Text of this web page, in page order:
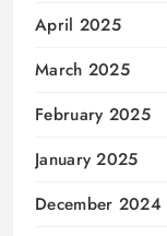
April 2025
March 2025
February 2025
January 2025
December 2024